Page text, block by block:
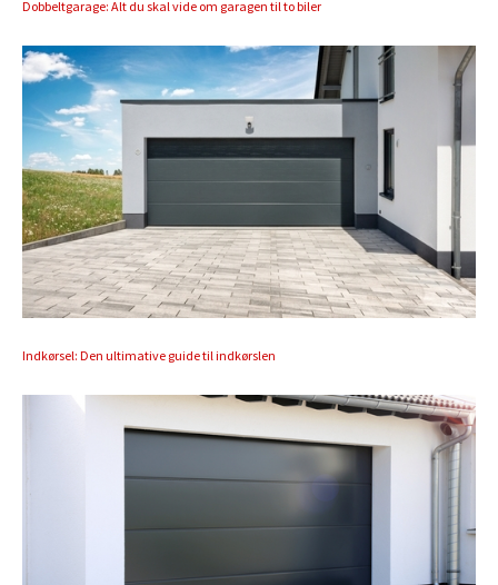
Dobbeltgarage: Alt du skal vide om garagen til to biler
Indkørsel: Den ultimative guide til indkørslen